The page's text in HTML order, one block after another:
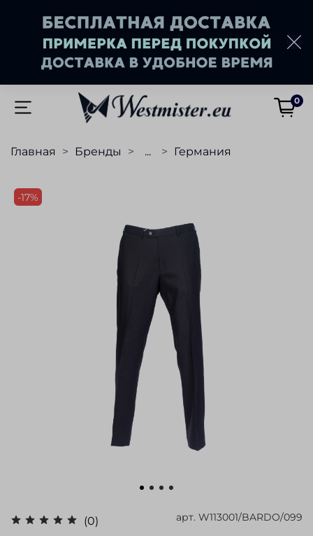
0
Главная Бренды ... Германия
-17%
(0) арт. W113001/BARDO/099